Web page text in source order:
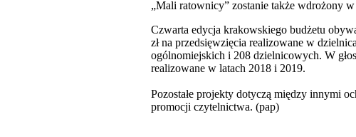
„Mali ratownicy” zostanie także wdrożony
Czwarta edycja krakowskiego budżetu
zł na przedsięwzięcia realizowane w
ogólnomiejskich i 208 dzielnicowych. W
realizowane w latach 2018 i 2019.
Pozostałe projekty dotyczą między innymi
promocji czytelnictwa. (pap)